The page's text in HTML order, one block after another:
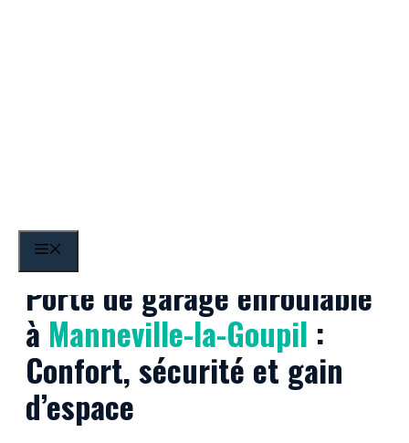
Porte de garage enroulable
à Manneville-la-Goupil :
Confort, sécurité et gain
d’espace